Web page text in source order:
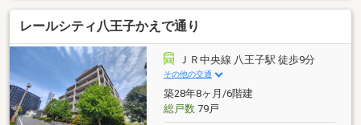
ター保証付き♪■当日OKの見学予約は【0120-806013】
へ【提携住宅ローン】 ●大手都市銀行 ●変動金利 年
0.73％●保証料０円 疾病保証付き話題のauじぶん銀行
利用可 たくさんのお客様からのお言葉に感謝してこ
れからも楽しく素敵なお家探しをお約束します。お家
探しを始めてみようと思われたらまずは、お気軽に東
宝ハウス町田に相談してみませんか？いつでもお客様
のお問合せをお待ちしておまちしております☆☆
レールシティ八王子かえで通り
ＪＲ中央線 八王子駅 徒歩9分
その他の交通
築28年8ヶ月/6階建
総戸数79戸